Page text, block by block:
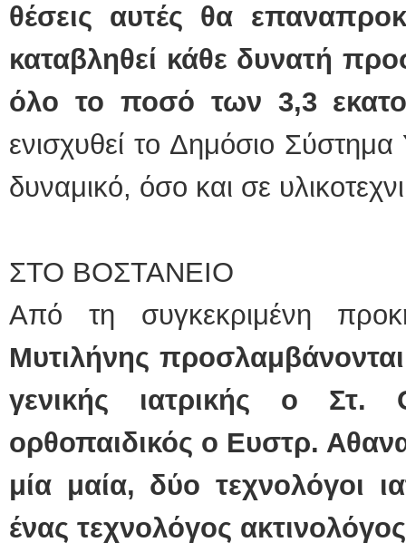
θέσεις αυτές θα
καταβληθεί κάθε δυνατή
όλο το ποσό των 3,3
ενισχυθεί το Δημόσιο
δυναμικό, όσο και σε
ΣΤΟ ΒΟΣΤΑΝΕΙΟ
Από τη συγκεκριμένη
Μυτιλήνης
γενικής ιατρικής ο Στ.
ορθοπαιδικός ο Ευστρ.
μία μαία, δύο τεχνολόγοι
ένας τεχνολόγος